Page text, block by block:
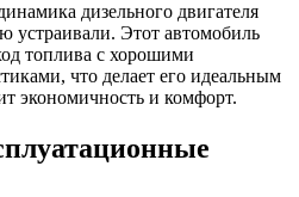
дизельного двигателя
устраивали. Этот автомобиль
топлива с хорошими
что делает его идеальным
экономичность и комфорт.